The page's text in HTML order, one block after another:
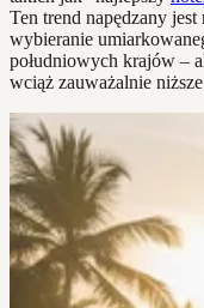
Ten trend napędzany
wybieranie
południowych krajów –
wciąż zauważalnie